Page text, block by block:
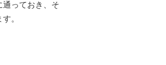
っておき、そ
。